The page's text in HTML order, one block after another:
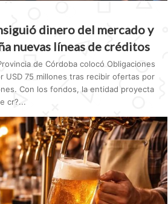
dinero del mercado y
nuevas líneas de créditos
de Córdoba colocó Obligaciones
USD 75 millones tras recibir ofertas por
Con los fondos, la entidad proyecta
cr?...